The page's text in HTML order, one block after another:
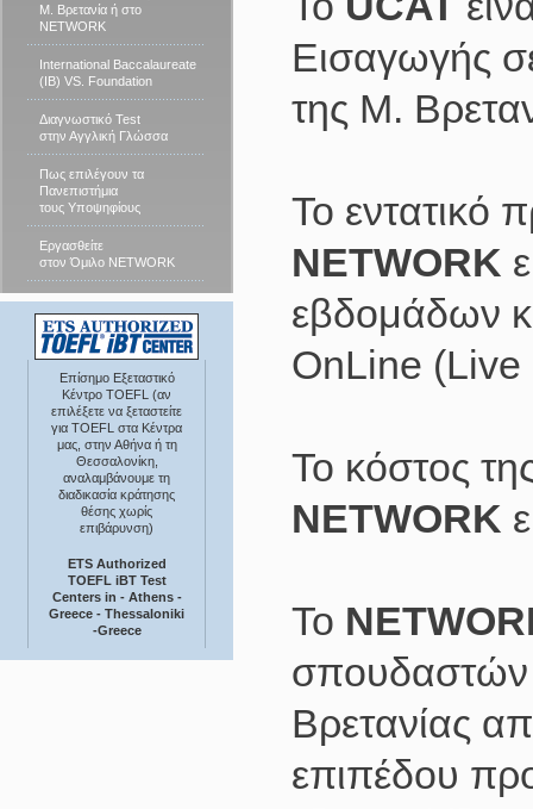
Μ. Βρετανία ή στο
NETWORK
International Baccalaureate
(IB) VS. Foundation
Διαγνωστικό Test
στην Αγγλική Γλώσσα
Πως επιλέγουν τα
Πανεπιστήμια
τους Υποψηφίους
Εργασθείτε
στον Όμιλο NETWORK
Επίσημο Εξεταστικό
Κέντρο TOEFL (αν
επιλέξετε να ξεταστείτε
για TOEFL στα Κέντρα
μας, στην Αθήνα ή τη
Θεσσαλονίκη,
αναλαμβάνουμε τη
διαδικασία κράτησης
θέσης χωρίς
επιβάρυνση)
ETS Authorized
TOEFL iBT Test
Centers in - Athens -
Greece - Thessaloniki
-Greece
Εισαγωγής
της Μ.
Το εντατικό
NETWORK
εβδομάδων
OnLine (Live
Το κόστος
NETWORK
Το
σπουδαστών
Βρετανίας
επιπέδου